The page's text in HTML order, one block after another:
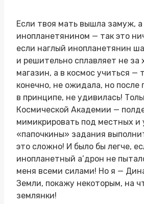
Если твоя мать вышла замуж, а
инопланетянином — так это
если наглый инопланетянин
и решительно сплавляет не за
магазин, а в космос учиться —
конечно, не ожидала, но после
в принципе, не удивилась!
Космической Академии —
мимикрировать под местных и
«папочкины» задания
это сложно! И было бы легче,
инопланетный а’дрон не
меня всеми силами! Но я —
Земли, покажу некоторым, на
землянки!